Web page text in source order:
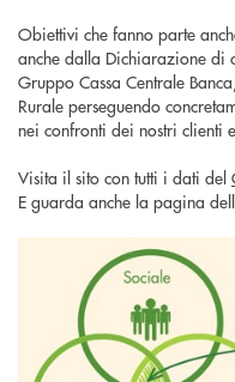
Obiettivi che fanno parte
anche dalla Dichiarazione di
Gruppo Cassa Centrale
Rurale perseguendo
nei confronti dei nostri clienti
Visita il sito con tutti i dati del
E guarda anche la pagina